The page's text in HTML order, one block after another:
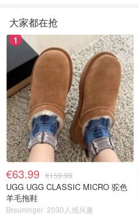
大家都在抢
1
€63.99 €159.99
UGG UGG CLASSIC MICRO 驼色
羊毛拖鞋
Breuninger 2030人感兴趣